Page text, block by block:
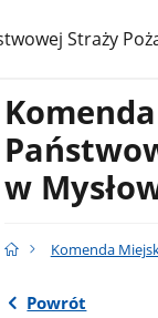
Straży
w
Komenda
Powrót